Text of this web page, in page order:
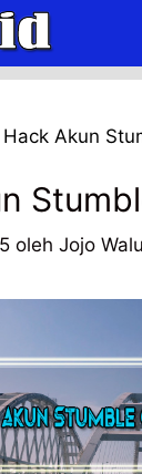
Hack Akun
oleh Jojo